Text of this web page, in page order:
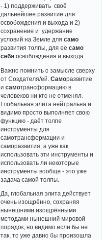
- 1) поддерживать своё
дальнейшее развитие для
освобождения и выхода и 2)
сохранение и удержание
условий на Земле длясамо
развития толпы, для еёсамо
себя освобождения и выхода.
Важно помнить о замысле сверху
от Создателя/ей.Саморазвитие
исамотрансформацию в
человеков ни кто не отменял.
Глобальная элита нейтральна и
видимо просто выполняет свою
функцию - даёт толпе
инструменты для
самотрансформации и
саморазвития, а уже как
использовать эти инструменты и
использовать ли некоторые
инструменты вообще - это уже
задача самой толпы.
Да, глобальная элита действует
очень изощрённо, сохраняя
нынешними изощрёнными
методами нынешний мировой
порядок, но видимо если бы не
так, то уже давно бы произошла